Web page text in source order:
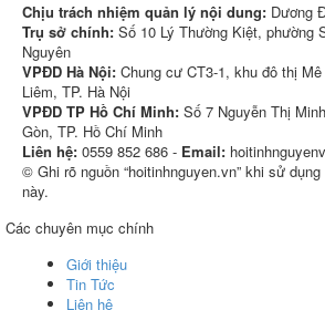
Chịu trách nhiệm quản lý nội dung: Dương
Trụ sở chính: Số 10 Lý Thường Kiệt, phường
Nguyên
VPĐD Hà Nội: Chung cư CT3-1, khu đô thị
Liêm, TP. Hà Nội
VPĐD TP Hồ Chí Minh: Số 7 Nguyễn Thị
Gòn, TP. Hồ Chí Minh
Liên hệ: 0559 852 686 - Email:
© Ghi rõ nguồn “hoitinhnguyen.vn” khi sử
này.
Các chuyên mục chính
Giới thiệu
Tin Tức
Liên hệ